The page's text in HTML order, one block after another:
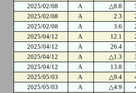
2025/02/08
A △8.8
2025/02/08
A 2.3
2025/02/08
A 3.6
2025/04/12
A 12.1
2025/04/12
A 26.4
2025/04/12
A △1.3
2025/04/12
A 13.8
2025/05/03
A △9.4
2025/05/03
A △4.9